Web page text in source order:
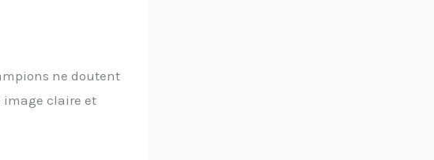
ne doutent
claire et